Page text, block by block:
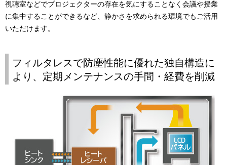
視聴室などでプロジェクターの存在を気にすることなく会議や授業
に集中することができるなど、静かさを求められる環境でもご活用
いただけます。
フィルタレスで防塵性能に優れた独自構造に
より、定期メンテナンスの手間・経費を削減